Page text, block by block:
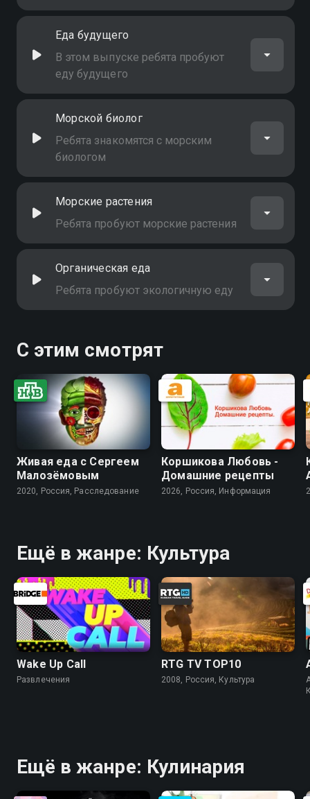
Еда будущего
В этом выпуске ребята пробуют
еду будущего
Морской биолог
Ребята знакомятся с морским
биологом
Морские растения
Ребята пробуют морские растения
Органическая еда
Ребята пробуют экологичную еду
С этим смотрят
Живая еда с Сергеем
Малозёмовым
2020, Россия, Расследование
Коршикова Любовь -
Домашние рецепты
2026, Россия, Информация
Ещё в жанре: Культура
Wake Up Call
Развлечения
RTG TV TOP10
2008, Россия, Культура
Ещё в жанре: Кулинария